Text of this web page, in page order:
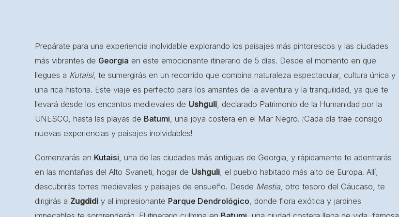
Prepárate para una experiencia inolvidable explorando los paisajes más pintorescos y las ciudades
más vibrantes de Georgia en este emocionante itinerario de 5 días. Desde el momento en que
llegues a Kutaisi, te sumergirás en un recorrido que combina naturaleza espectacular, cultura única y
una rica historia. Este viaje es perfecto para los amantes de la aventura y la tranquilidad, ya que te
llevará desde los encantos medievales de Ushguli, declarado Patrimonio de la Humanidad por la
UNESCO, hasta las playas de Batumi, una joya costera en el Mar Negro. ¡Cada día trae consigo
nuevas experiencias y paisajes inolvidables!
Comenzarás en Kutaisi, una de las ciudades más antiguas de Georgia, y rápidamente te adentrarás
en las montañas del Alto Svaneti, hogar de Ushguli, el pueblo habitado más alto de Europa. Allí,
descubrirás torres medievales y paisajes de ensueño. Desde Mestia, otro tesoro del Cáucaso, te
dirigirás a Zugdidi y al impresionante Parque Dendrológico, donde flora exótica y jardines